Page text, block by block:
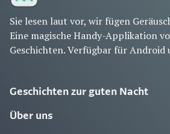
Sie lesen laut vor, wir fügen
Eine magische Handy-Applikation
Geschichten. Verfügbar für Android
Geschichten zur guten Nacht
Über uns